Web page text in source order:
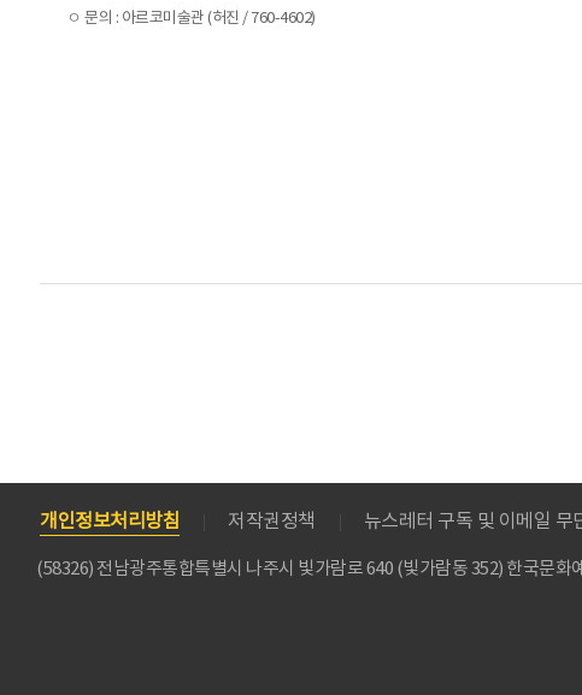
ㅇ 문의 : 아르코미술관 (허진 / 760-4602)
개인정보처리방침 저작권정책 뉴스레터 구독 및 이메일 무
(58326) 전남광주통합특별시 나주시 빛가람로 640 (빛가람동 352) 한국문화